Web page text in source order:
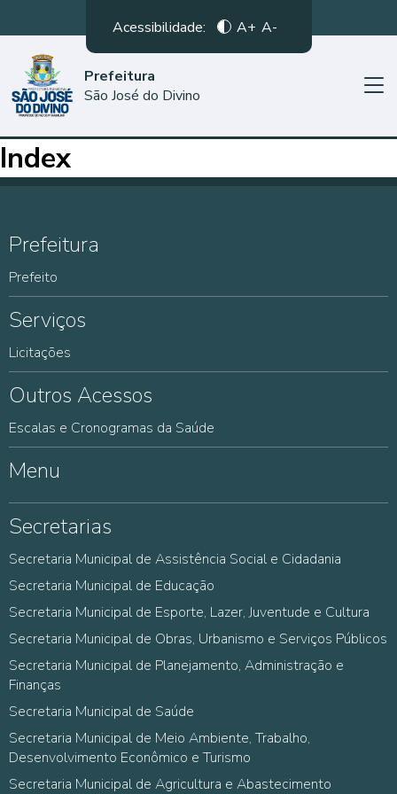
Acessibilidade: A+ A-
Prefeitura
São José do Divino
Index
Prefeitura
Prefeito
Serviços
Licitações
Outros Acessos
Escalas e Cronogramas da Saúde
Menu
Secretarias
Secretaria Municipal de Assistência Social e Cidadania
Secretaria Municipal de Educação
Secretaria Municipal de Esporte, Lazer, Juventude e Cultura
Secretaria Municipal de Obras, Urbanismo e Serviços Públicos
Secretaria Municipal de Planejamento, Administração e
Finanças
Secretaria Municipal de Saúde
Secretaria Municipal de Meio Ambiente, Trabalho,
Desenvolvimento Econômico e Turismo
Secretaria Municipal de Agricultura e Abastecimento